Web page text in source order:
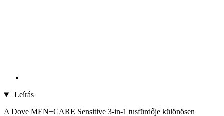
Leírás
A Dove MEN+CARE Sensitive 3-in-1 tusfürdője különösen